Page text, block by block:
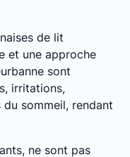
de lit
et une approche
sont
irritations,
sommeil, rendant
ne sont pas